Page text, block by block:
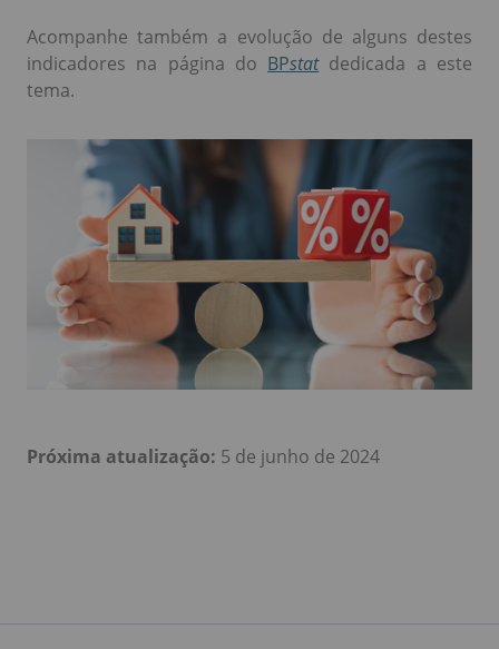
Acompanhe também a evolução de alguns destes
indicadores na página do BPstatdedicada a este
tema.
Próxima atualização: 5 de junho de 2024